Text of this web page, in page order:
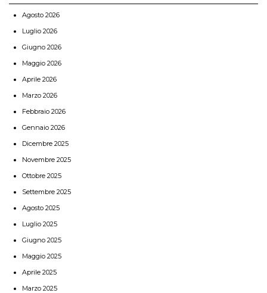
Agosto 2026
Luglio 2026
Giugno 2026
Maggio 2026
Aprile 2026
Marzo 2026
Febbraio 2026
Gennaio 2026
Dicembre 2025
Novembre 2025
Ottobre 2025
Settembre 2025
Agosto 2025
Luglio 2025
Giugno 2025
Maggio 2025
Aprile 2025
Marzo 2025